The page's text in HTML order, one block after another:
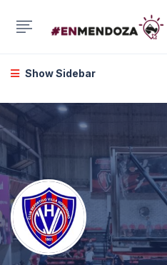
Show Sidebar